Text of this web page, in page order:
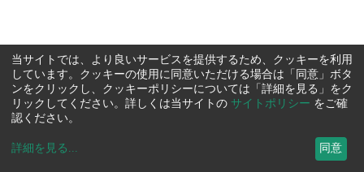
当サイトでは、より良いサービスを提供するため、クッキーを利用
しています。クッキーの使用に同意いただける場合は「同意」ボタ
ンをクリックし、クッキーポリシーについては「詳細を見る」をク
リックしてください。詳しくは当サイトの サイトポリシー をご確
認ください。
詳細を見る ... 同意